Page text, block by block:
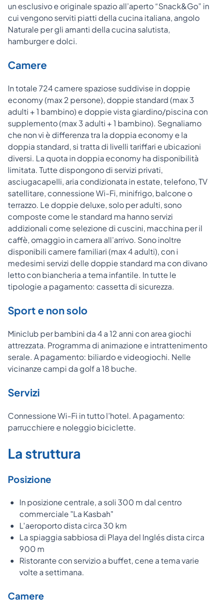
un esclusivo e originale spazio all’aperto “Snack&Go” in
cui vengono serviti piatti della cucina italiana, angolo
Naturale per gli amanti della cucina salutista,
hamburger e dolci.
Camere
In totale 724 camere spaziose suddivise in doppie
economy (max 2 persone), doppie standard (max 3
adulti + 1 bambino) e doppie vista giardino/piscina con
supplemento (max 3 adulti + 1 bambino). Segnaliamo
che non vi è differenza tra la doppia economy e la
doppia standard, si tratta di livelli tariffari e ubicazioni
diversi. La quota in doppia economy ha disponibilità
limitata. Tutte dispongono di servizi privati,
asciugacapelli, aria condizionata in estate, telefono, TV
satellitare, connessione Wi-Fi, minifrigo, balcone o
terrazzo. Le doppie deluxe, solo per adulti, sono
composte come le standard ma hanno servizi
addizionali come selezione di cuscini, macchina per il
caffè, omaggio in camera all’arrivo. Sono inoltre
disponibili camere familiari (max 4 adulti), con i
medesimi servizi delle doppie standard ma con divano
letto con biancheria a tema infantile. In tutte le
tipologie a pagamento: cassetta di sicurezza.
Sport e non solo
Miniclub per bambini da 4 a 12 anni con area giochi
attrezzata. Programma di animazione e intrattenimento
serale. A pagamento: biliardo e videogiochi. Nelle
vicinanze campi da golf a 18 buche.
Servizi
Connessione Wi-Fi in tutto l’hotel. A pagamento:
parrucchiere e noleggio biciclette.
La struttura
Posizione
In posizione centrale, a soli 300 m dal centro
commerciale "La Kasbah"
L'aeroporto dista circa 30 km
La spiaggia sabbiosa di Playa del Inglés dista circa
900 m
Ristorante con servizio a buffet, cene a tema varie
volte a settimana.
Camere